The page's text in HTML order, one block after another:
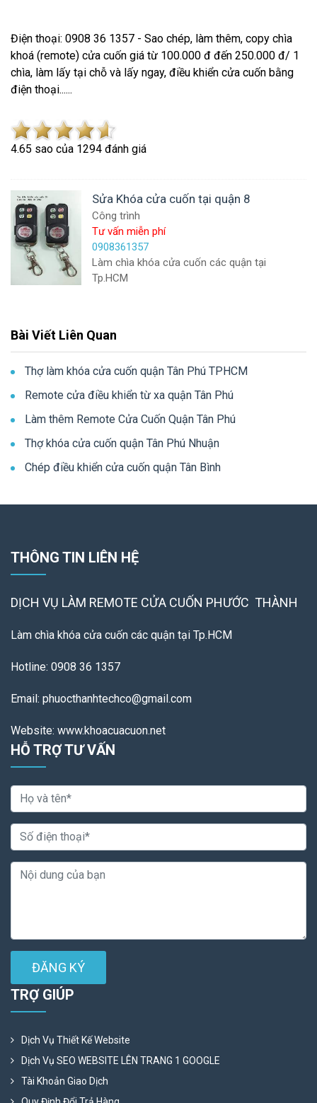
Điện thoại: 0908 36 1357 - Sao chép, làm thêm, copy chìa
khoá (remote) cửa cuốn giá từ 100.000 đ đến 250.000 đ/ 1
chìa, làm lấy tại chỗ và lấy ngay, điều khiển cửa cuốn bằng
điện thoại......
4.65 sao của 1294 đánh giá
Sửa Khóa cửa cuốn tại quận 8
Công trình
Tư vấn miễn phí
0908361357
Làm chìa khóa cửa cuốn các quận tại
Tp.HCM
Bài Viết Liên Quan
Thợ làm khóa cửa cuốn quận Tân Phú TPHCM
Remote cửa điều khiển từ xa quận Tân Phú
Làm thêm Remote Cửa Cuốn Quận Tân Phú
Thợ khóa cửa cuốn quận Tân Phú Nhuận
Chép điều khiển cửa cuốn quận Tân Bình
THÔNG TIN LIÊN HỆ
DỊCH VỤ LÀM REMOTE CỬA CUỐN PHƯỚC THÀNH
Làm chìa khóa cửa cuốn các quận tại Tp.HCM
Hotline: 0908 36 1357
Email: phuocthanhtechco@gmail.com
Website: www.khoacuacuon.net
HỖ TRỢ TƯ VẤN
ĐĂNG KÝ
TRỢ GIÚP
Dịch Vụ Thiết Kế Website
Dịch Vụ SEO WEBSITE LÊN TRANG 1 GOOGLE
Tài Khoản Giao Dịch